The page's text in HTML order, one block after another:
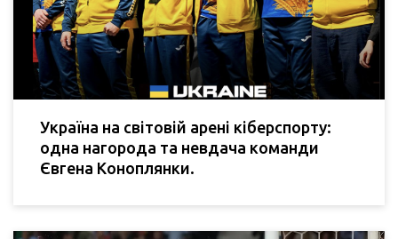
Україна на світовій арені кіберспорту:
одна нагорода та невдача команди
Євгена Коноплянки.